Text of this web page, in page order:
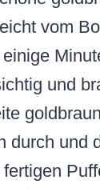
vom
und
durch und